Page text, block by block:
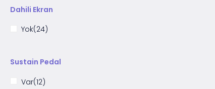
Dahili Ekran
Yok(24)
Sustain Pedal
Var(12)